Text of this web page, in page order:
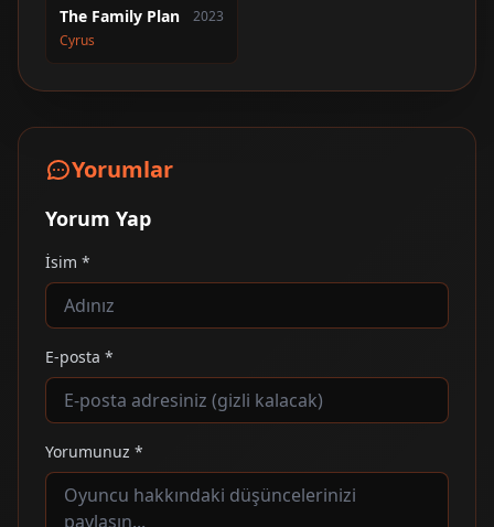
The Family Plan
2023
Cyrus
Yorumlar
Yorum Yap
İsim *
E-posta *
Yorumunuz *